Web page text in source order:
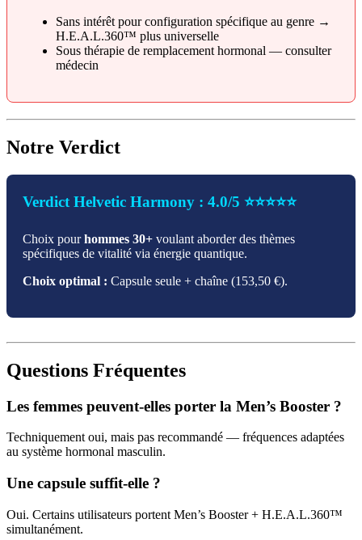
Sans intérêt pour configuration spécifique au genre →
H.E.A.L.360™ plus universelle
Sous thérapie de remplacement hormonal — consulter
médecin
Notre Verdict
Verdict Helvetic Harmony : 4.0/5 ⭐⭐⭐⭐⭐
Choix pourhommes 30+ voulant aborder des thèmes
spécifiques de vitalité via énergie quantique.
Choix optimal : Capsule seule + chaîne (153,50 €).
Questions Fréquentes
Les femmes peuvent-elles porter la Men’s Booster ?
Techniquement oui, mais pas recommandé — fréquences adaptées
au système hormonal masculin.
Une capsule suffit-elle ?
Oui. Certains utilisateurs portent Men’s Booster + H.E.A.L.360™
simultanément.